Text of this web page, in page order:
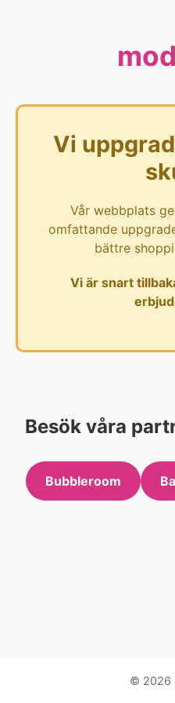
Vi
Vår webbplats
omfattande
bättre
Vi är snart
Besök våra
Bubbleroom
© 2026